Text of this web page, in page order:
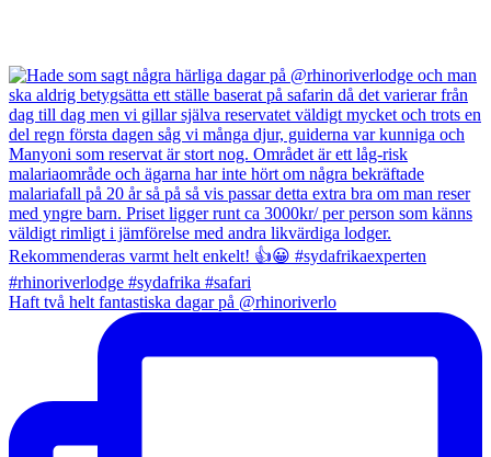
Haft två helt fantastiska dagar på @rhinoriverlo